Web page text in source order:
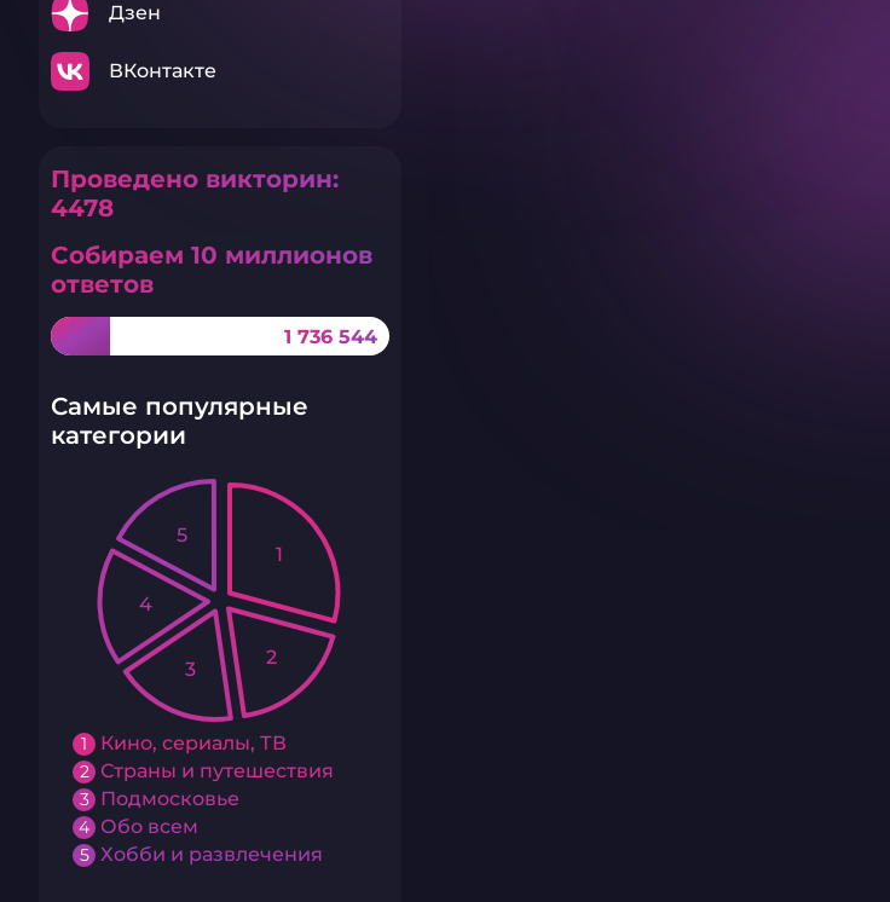
Дзен
ВКонтакте
Проведено викторин:
4478
Собираем 10 миллионов
ответов
1 736 544
Самые популярные
категории
1 Кино, сериалы, ТВ
2 Страны и путешествия
3 Подмосковье
4 Обо всем
5 Хобби и развлечения
1
2
3
4
5